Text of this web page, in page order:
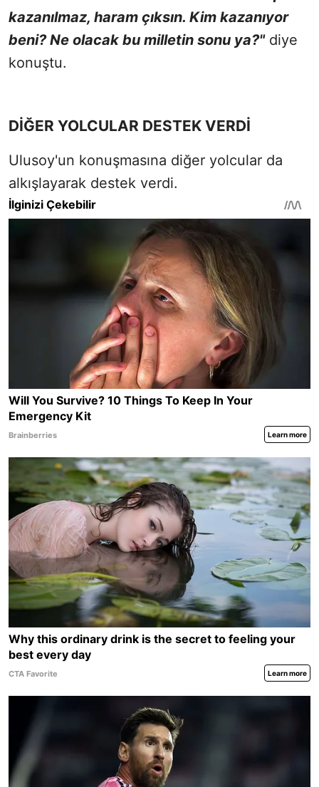
kazanılmaz, haram çıksın. Kim kazanıyor
beni? Ne olacak bu milletin sonu ya?"diye
konuştu.
DİĞER YOLCULAR DESTEK VERDİ
Ulusoy'un konuşmasına diğer yolcular da
alkışlayarak destek verdi.